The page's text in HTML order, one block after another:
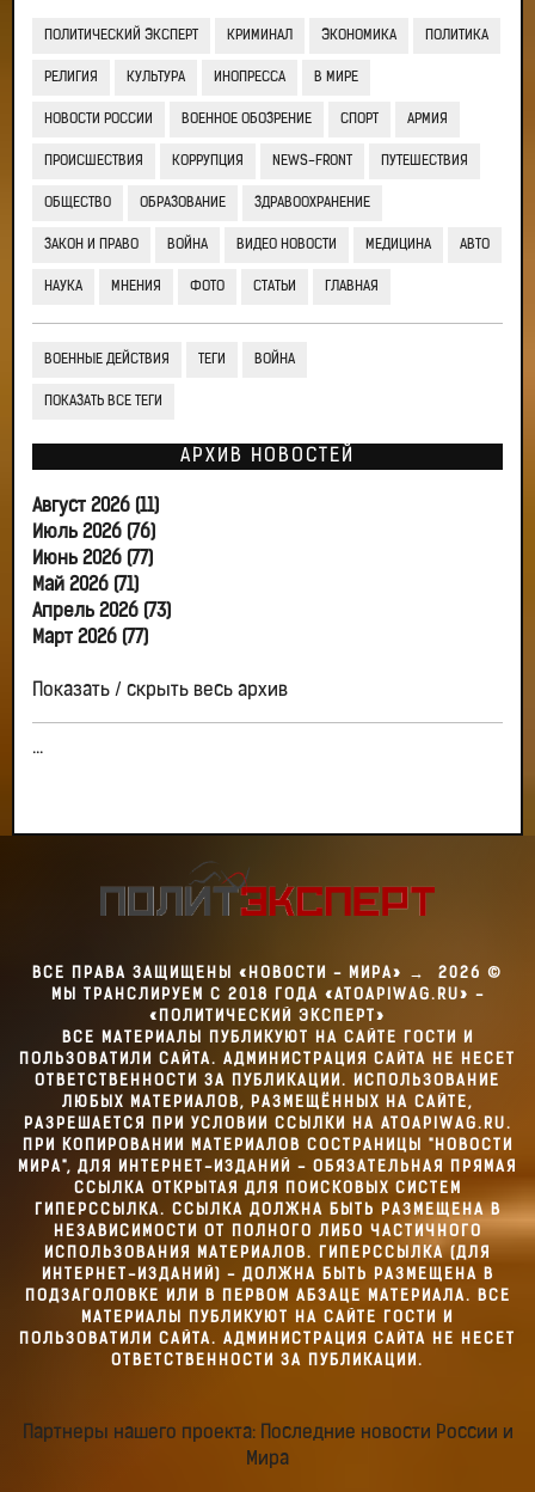
ПОЛИТИЧЕСКИЙ ЭКСПЕРТ КРИМИНАЛ ЭКОНОМИКА ПОЛИТИКА
РЕЛИГИЯ КУЛЬТУРА ИНОПРЕССА В МИРЕ
НОВОСТИ РОССИИ ВОЕННОЕ ОБОЗРЕНИЕ СПОРТ АРМИЯ
ПРОИСШЕСТВИЯ КОРРУПЦИЯ NEWS-FRONT ПУТЕШЕСТВИЯ
ОБЩЕСТВО ОБРАЗОВАНИЕ ЗДРАВООХРАНЕНИЕ
ЗАКОН И ПРАВО ВОЙНА ВИДЕО НОВОСТИ МЕДИЦИНА АВТО
НАУКА МНЕНИЯ ФОТО СТАТЬИ ГЛАВНАЯ
ВОЕННЫЕ ДЕЙСТВИЯ ТЕГИ ВОЙНА
ПОКАЗАТЬ ВСЕ ТЕГИ
АРХИВ НОВОСТЕЙ
Август 2026 (11)
Июль 2026 (76)
Июнь 2026 (77)
Май 2026 (71)
Апрель 2026 (73)
Март 2026 (77)
Показать / скрыть весь архив
...
ВСЕ ПРАВА ЗАЩИЩЕНЫ «НОВОСТИ - МИРА» → 2026 ©
МЫ ТРАНСЛИРУЕМ С 2018 ГОДА «ATOAPIWAG.RU» -
«ПОЛИТИЧЕСКИЙ ЭКСПЕРТ»
ВСЕ МАТЕРИАЛЫ ПУБЛИКУЮТ НА САЙТЕ ГОСТИ И
ПОЛЬЗОВАТИЛИ САЙТА. АДМИНИСТРАЦИЯ САЙТА НЕ НЕСЕТ
ОТВЕТСТВЕННОСТИ ЗА ПУБЛИКАЦИИ. ИСПОЛЬЗОВАНИЕ
ЛЮБЫХ МАТЕРИАЛОВ, РАЗМЕЩЁННЫХ НА САЙТЕ,
РАЗРЕШАЕТСЯ ПРИ УСЛОВИИ ССЫЛКИ НА ATOAPIWAG.RU.
ПРИ КОПИРОВАНИИ МАТЕРИАЛОВ СОСТРАНИЦЫ "НОВОСТИ
МИРА", ДЛЯ ИНТЕРНЕТ-ИЗДАНИЙ - ОБЯЗАТЕЛЬНАЯ ПРЯМАЯ
ССЫЛКА ОТКРЫТАЯ ДЛЯ ПОИСКОВЫХ СИСТЕМ
ГИПЕРССЫЛКА. ССЫЛКА ДОЛЖНА БЫТЬ РАЗМЕЩЕНА В
НЕЗАВИСИМОСТИ ОТ ПОЛНОГО ЛИБО ЧАСТИЧНОГО
ИСПОЛЬЗОВАНИЯ МАТЕРИАЛОВ. ГИПЕРССЫЛКА (ДЛЯ
ИНТЕРНЕТ-ИЗДАНИЙ) - ДОЛЖНА БЫТЬ РАЗМЕЩЕНА В
ПОДЗАГОЛОВКЕ ИЛИ В ПЕРВОМ АБЗАЦЕ МАТЕРИАЛА. ВСЕ
МАТЕРИАЛЫ ПУБЛИКУЮТ НА САЙТЕ ГОСТИ И
ПОЛЬЗОВАТИЛИ САЙТА. АДМИНИСТРАЦИЯ САЙТА НЕ НЕСЕТ
ОТВЕТСТВЕННОСТИ ЗА ПУБЛИКАЦИИ.
Партнеры нашего проекта: Последние новости России и
Мира